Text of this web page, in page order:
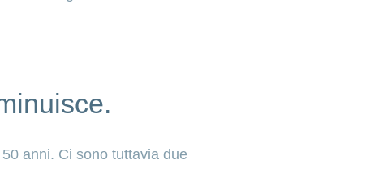
anni. Ci sono tuttavia due